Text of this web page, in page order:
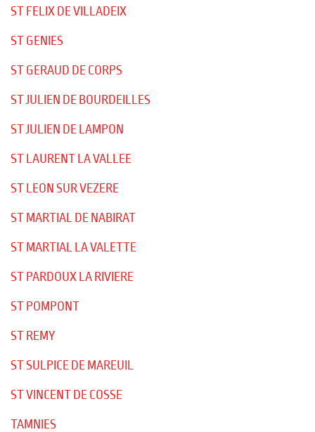
ST FELIX DE VILLADEIX
ST GENIES
ST GERAUD DE CORPS
ST JULIEN DE BOURDEILLES
ST JULIEN DE LAMPON
ST LAURENT LA VALLEE
ST LEON SUR VEZERE
ST MARTIAL DE NABIRAT
ST MARTIAL LA VALETTE
ST PARDOUX LA RIVIERE
ST POMPONT
ST REMY
ST SULPICE DE MAREUIL
ST VINCENT DE COSSE
TAMNIES